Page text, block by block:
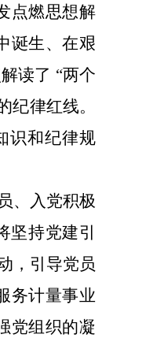
点燃思想解
诞生、在艰
读了 “两个
律红线。
识和纪律规
、入党积极
坚持党建引
，引导党员
务计量事业
党组织的凝